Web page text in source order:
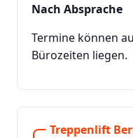
Nach Absprache
Termine können
Bürozeiten liegen.
Treppenlift